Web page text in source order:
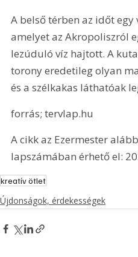
A belső térben az időt
amelyet az Akropoliszról
lezúduló víz hajtott. A
torony eredetileg olyan
és a szélkakas láthatóak
forrás; tervlap.hu
A cikk az Ezermester
lapszámában érhető el:
kreatív ötlet
Újdonságok, érdekességek